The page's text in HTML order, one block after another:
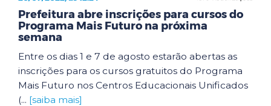
Prefeitura abre inscrições para cursos do
Programa Mais Futuro na próxima
semana
Entre os dias 1 e 7 de agosto estarão abertas as
inscrições para os cursos gratuitos do Programa
Mais Futuro nos Centros Educacionais Unificados
(... [saiba mais]